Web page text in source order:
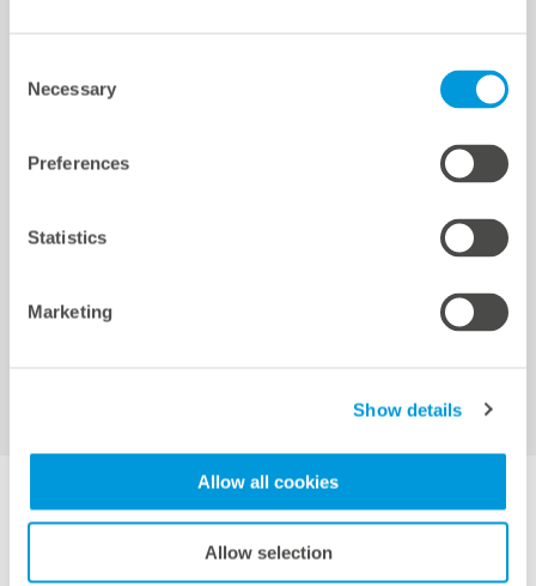
Selection
Necessary
Preferences
Statistics
Marketing
Show details
Allow all cookies
Allow selection
Cookie settings
クイックリンク
ロケーション
ダウンロード
認証と宣言
DE EN FR IT ES JP